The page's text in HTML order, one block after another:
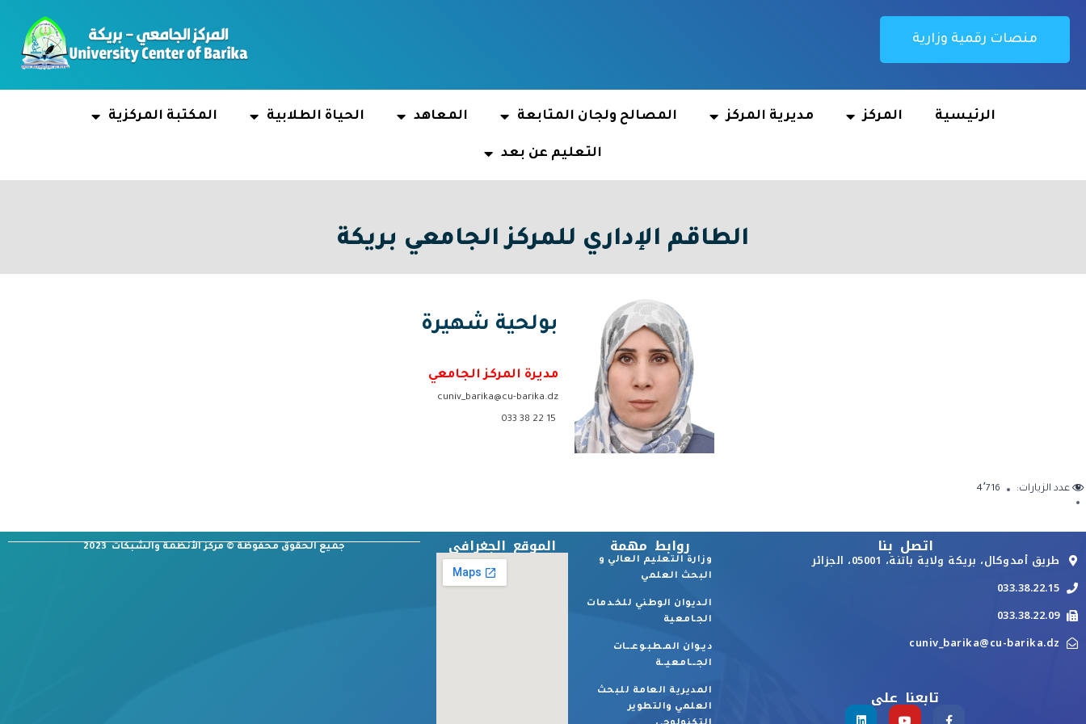
منصات رقمية وزارية
الرئيسية المركز مديرية المركز المصالح ولجان المتابعة المعاهد الحياة الطلابية المكتبة المركزية
التعليم عن بعد
الطاقم الإداري للمركز الجامعي بريكة
بولحية شهيرة
مديرة المركز الجامعي
cuniv_barika@cu-barika.dz
عدد الزيارات: 4٬716
اتصل بنا
طريق أمدوكال، بريكة ولاية باتنة، 05001، الجزائر
033.38.22.15
033.38.22.09
cuniv_barika@cu-barika.dz
تابعنا على
روابط مهمة
وزارة التعليم العالي و
البحث العلمي
الـديوان الوطني للخـدمات
الجـامعية
ديـوان المـطبـوعـــات
الجـــامعيــة
المديرية العامة للبحث
العلمي والتطوير
الموقع الجغرافي جميع الحقوق محفوظة © مركز الأنظمة والشبكات 2023